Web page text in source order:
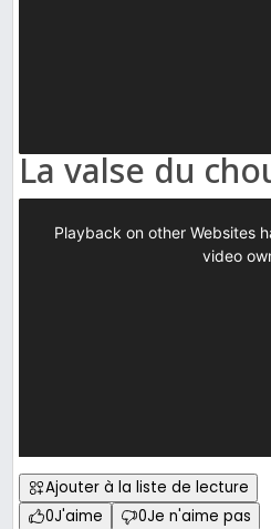
La valse du
Ajouter à la liste de lecture
0J'aime 0Je n'aime pas